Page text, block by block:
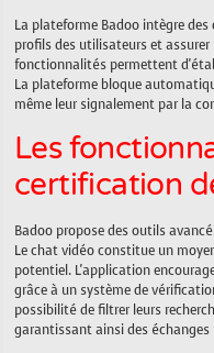
La plateforme Badoo intègre
profils des utilisateurs et assurer
fonctionnalités permettent
La plateforme bloque
même leur signalement par la
Les
certification
Badoo propose des outils
Le chat vidéo constitue un
potentiel. L'application
grâce à un système de
possibilité de filtrer leurs
garantissant ainsi des échanges